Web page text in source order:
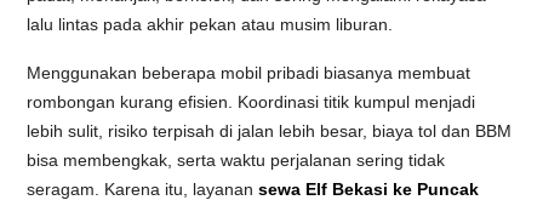
lalu lintas pada akhir pekan atau musim liburan.
Menggunakan beberapa mobil pribadi biasanya membuat
rombongan kurang efisien. Koordinasi titik kumpul menjadi
lebih sulit, risiko terpisah di jalan lebih besar, biaya tol dan BBM
bisa membengkak, serta waktu perjalanan sering tidak
seragam. Karena itu, layanansewa Elf Bekasi ke Puncak